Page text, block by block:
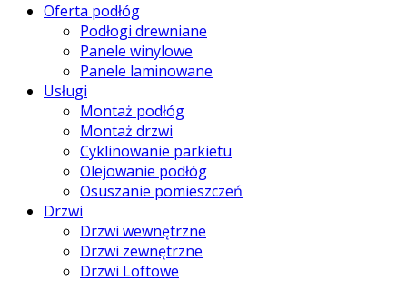
Oferta podłóg
Podłogi drewniane
Panele winylowe
Panele laminowane
Usługi
Montaż podłóg
Montaż drzwi
Cyklinowanie parkietu
Olejowanie podłóg
Osuszanie pomieszczeń
Drzwi
Drzwi wewnętrzne
Drzwi zewnętrzne
Drzwi Loftowe